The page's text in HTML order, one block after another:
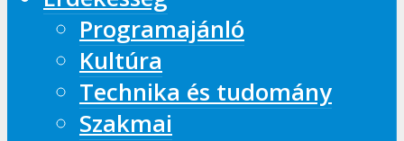
Programajánló
Kultúra
Technika és tudomány
Szakmai